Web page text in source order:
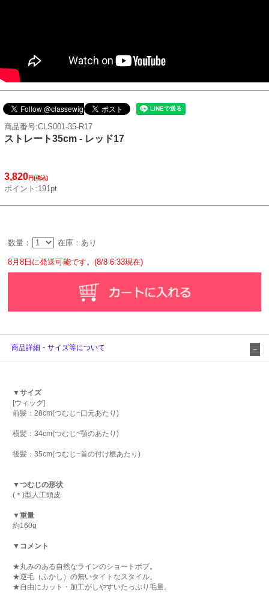
商品番号:CLS001-35-R17
ストレート35cm - レッド17
3,820円(税込)
ポイント:191pt
数量： 在庫：あり
8月8日に発送可能です。(8/8 6:33現在)
商品詳細・サイズ等について
▼サイズ
[ウィッグ]
前髪：28cm(つむじ~口元あたり)
横髪：34cm(つむじ~顎のあたり)
後髪：35cm(つむじ~首の付け根あたり)
▼つむじの形状
(＊)型人工頭皮
▼重量
約160g
▼コメント
★丸みのある自然なラインのショートボブ。
★逆毛（ふかし）の無いタイトなスタイル。
★自由にカット・加工がしやすいたっぷり毛量。